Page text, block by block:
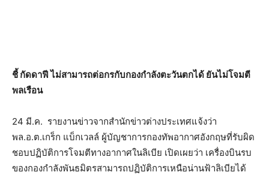
ชี้ กัดดาฟี ไม่สามารถต่อกรกับกองกำลังตะวันตกได้ ยันไม่โจมตี
พลเรือน
24 มี.ค. รายงานข่าวจากสำนักข่าวต่างประเทศแจ้งว่า
พล.อ.ต.เกร็ก แบ็กเวลล์ ผู้บัญชาการกองทัพอากาศอังกฤษที่รับผิด
ชอบปฏิบัติการโจมตีทางอากาศในลิเบีย เปิดเผยว่า เครื่องบินรบ
ของกองกำลังพันธมิตรสามารถปฏิบัติการเหนือน่านฟ้าลิเบียได้